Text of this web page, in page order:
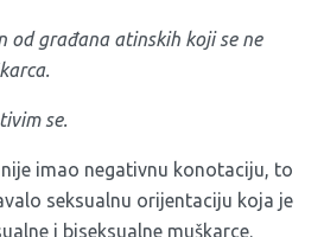
od građana atinskih koji se ne
se.
imao negativnu konotaciju, to
seksualnu orijentaciju koja je
i biseksualne muškarce.